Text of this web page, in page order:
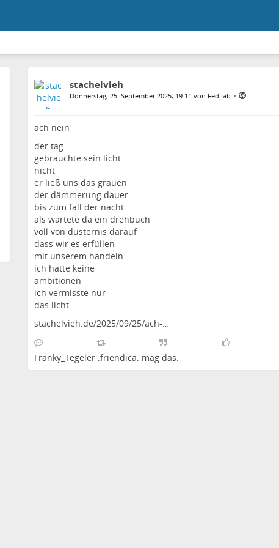
stachelvieh
Donnerstag, 25. September 2025, 19:11 von Fedilab •
ach nein
der tag
gebrauchte sein licht
nicht
er ließ uns das grauen
der dämmerung dauer
bis zum fall der nacht
als wartete da ein drehbuch
voll von düsternis darauf
dass wir es erfüllen
mit unserem handeln
ich hatte keine
ambitionen
ich vermisste nur
das licht
stachelvieh.de/2025/09/25/ach-…
Franky_Tegeler :friendica: mag das.